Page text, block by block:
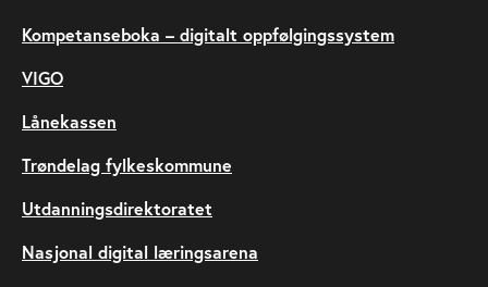
Kompetanseboka – digitalt oppfølgingssystem
VIGO
Lånekassen
Trøndelag fylkeskommune
Utdanningsdirektoratet
Nasjonal digital læringsarena